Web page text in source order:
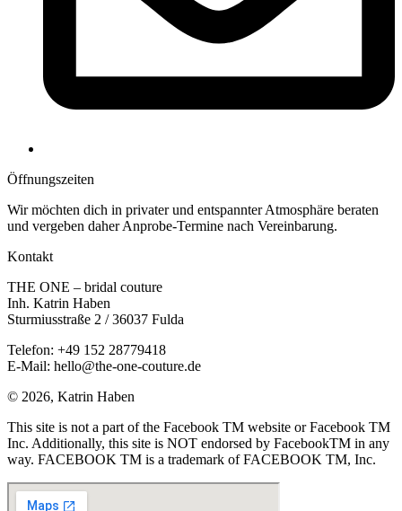
Öffnungs­zeiten
Wir möchten dich in privater und entspannter Atmosphäre beraten
und vergeben daher Anprobe-Termine nach Vereinbarung.
Kontakt
THE ONE – bridal couture
Inh. Katrin Haben
Sturmiusstraße 2 / 36037 Fulda
Telefon: +49 152 28779418
E-Mail: hello@the-one-couture.de
© 2026, Katrin Haben
This site is not a part of the Facebook TM website or Facebook TM
Inc. Additionally, this site is NOT endorsed by FacebookTM in any
way. FACEBOOK TM is a trademark of FACEBOOK TM, Inc.